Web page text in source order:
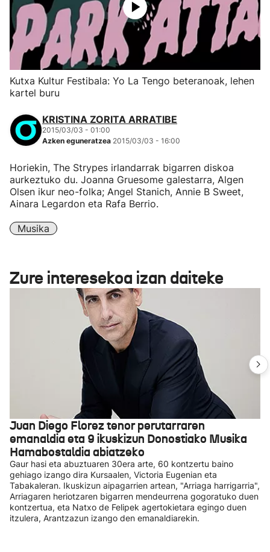
Kutxa Kultur Festibala: Yo La Tengo beteranoak, lehen
kartel buru
KRISTINA ZORITA ARRATIBE
2015/03/03 - 01:00
Azken eguneratzea 2015/03/03 - 16:00
Horiekin, The Strypes irlandarrak bigarren diskoa
aurkeztuko du. Joanna Gruesome galestarra, Algen
Olsen ikur neo-folka; Angel Stanich, Annie B Sweet,
Ainara Legardon eta Rafa Berrio.
Musika
Zure interesekoa izan daiteke
Juan Diego Florez tenor perutarraren
emanaldia eta 9 ikuskizun Donostiako Musika
Hamabostaldia abiatzeko
Gaur hasi eta abuztuaren 30era arte, 60 kontzertu baino
gehiago izango dira Kursaalen, Victoria Eugenian eta
Tabakaleran. Ikuskizun aipagarrien artean, "Arriaga harrigarria",
Arriagaren heriotzaren bigarren mendeurrena gogoratuko duen
kontzertua, eta Natxo de Felipek agertokietara egingo duen
itzulera, Arantzazun izango den emanaldiarekin.